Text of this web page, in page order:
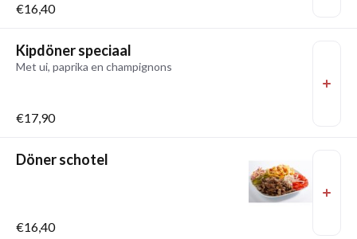
€16,40
Kipdöner speciaal
Met ui, paprika en champignons
€17,90
Döner schotel
€16,40